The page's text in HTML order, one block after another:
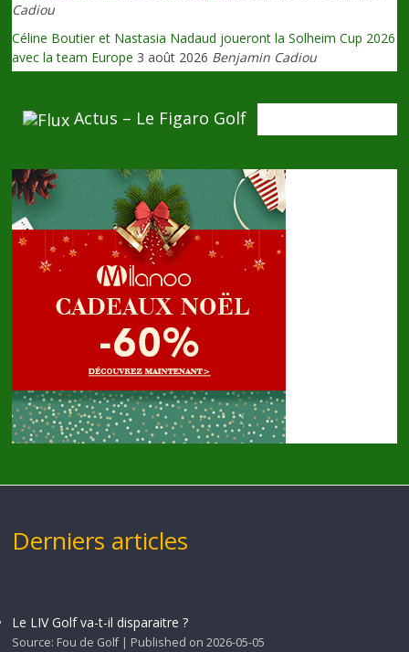
Cadiou
Céline Boutier et Nastasia Nadaud joueront la Solheim Cup 2026
avec la team Europe 3 août 2026 Benjamin Cadiou
Actus – Le Figaro Golf
Derniers articles
Le LIV Golf va-t-il disparaitre ?
Source: Fou de Golf Published on 2026-05-05